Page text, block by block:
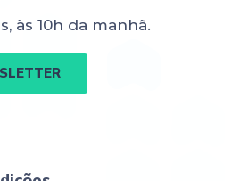
às 10h da manhã.